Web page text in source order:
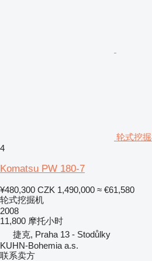
轮式挖
4
Komatsu PW 180-7
¥480,300 CZK 1,490,000 ≈ €61,580
轮式挖掘机
2008
11,800 摩托小时
捷克, Praha 13 - Stodůlky
KUHN-Bohemia a.s.
联系卖方